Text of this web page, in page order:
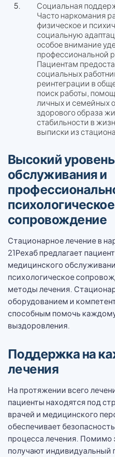
Социальная
Часто наркомания
физическое и
социальную
особое внимание
профессиональной
Пациентам
социальных
реинтеграции в
поиск работы,
личных и семейных
здорового образа
стабильности в
выписки из
Высокий
обслуживания и
психологическое
сопровождение
Стационарное лечение в
21Рехаб предлагает
медицинского
психологическое
методы лечения.
оборудованием и
способным помочь каждому
выздоровления.
Поддержка на
лечения
На протяжении всего
пациенты находятся под
врачей и медицинского
обеспечивает
процесса лечения. Помимо
получают индивидуальный